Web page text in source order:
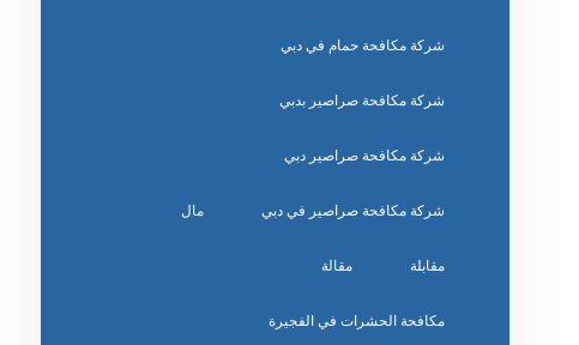
شركة مكافحة حمام في دبي
شركة مكافحة صراصير بدبي
شركة مكافحة صراصير دبي
شركة مكافحة صراصير في دبي مال
مقابلة مقالة
مكافحة الحشرات في الفجيرة